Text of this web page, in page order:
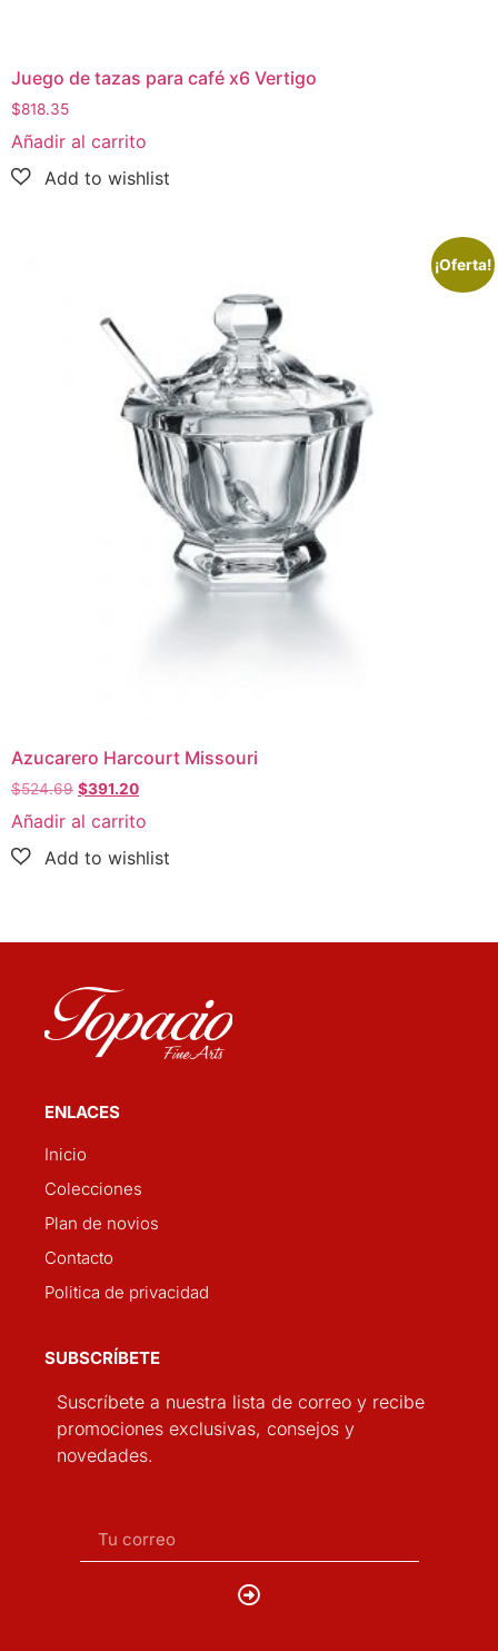
Juego de tazas para café x6 Vertigo
$818.35
Añadir al carrito
¡Oferta!
Azucarero Harcourt Missouri
$524.69 $391.20
Añadir al carrito
ENLACES
Inicio
Colecciones
Plan de novios
Contacto
Politica de privacidad
SUBSCRÍBETE
Suscríbete a nuestra lista de correo y recibe
promociones exclusivas, consejos y
novedades.